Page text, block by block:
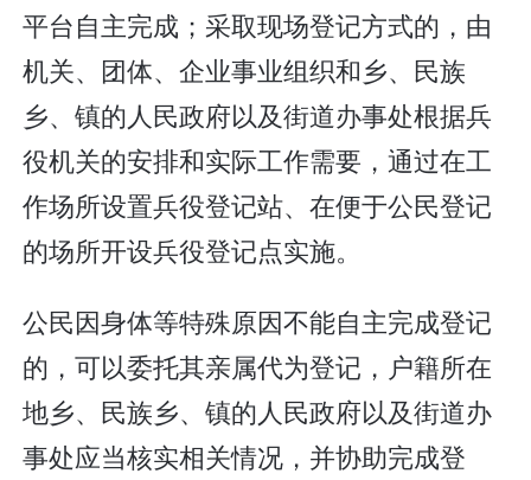
平台自主完成；采取现场登记方式的，由
机关、团体、企业事业组织和乡、民族
乡、镇的人民政府以及街道办事处根据兵
役机关的安排和实际工作需要，通过在工
作场所设置兵役登记站、在便于公民登记
的场所开设兵役登记点实施。
公民因身体等特殊原因不能自主完成登记
的，可以委托其亲属代为登记，户籍所在
地乡、民族乡、镇的人民政府以及街道办
事处应当核实相关情况，并协助完成登